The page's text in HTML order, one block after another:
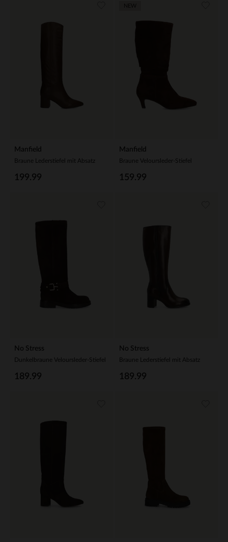
Manfield
Braune Lederstiefel mit Absatz
199.99
Manfield
Braune Veloursleder-Stiefel
159.99
No Stress
Dunkelbraune Veloursleder-Stiefel
189.99
No Stress
Braune Lederstiefel mit Absatz
189.99